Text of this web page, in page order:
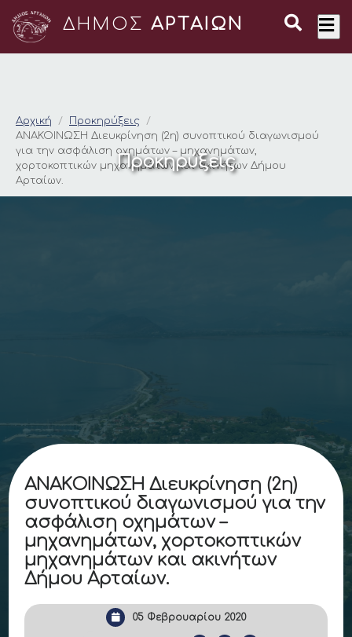
ΔΗΜΟΣ ΑΡΤΑΙΩΝ
ΑΝΑΚΟΙΝΩΣΗ
Αρχική
Προκηρύξεις
ΑΝΑΚΟΙΝΩΣΗ Διευκρίνηση (2η) συνοπτικού διαγωνισμού
για την ασφάλιση οχημάτων – μηχανημάτων,
χορτοκοπτικών μηχανημάτων και ακινήτων Δήμου
Αρταίων.
Προκηρύξεις
ΑΝΑΚΟΙΝΩΣΗ Διευκρίνηση (2η)
συνοπτικού διαγωνισμού για την
ασφάλιση οχημάτων –
μηχανημάτων, χορτοκοπτικών
μηχανημάτων και ακινήτων
Δήμου Αρταίων.
05 Φεβρουαρίου 2020